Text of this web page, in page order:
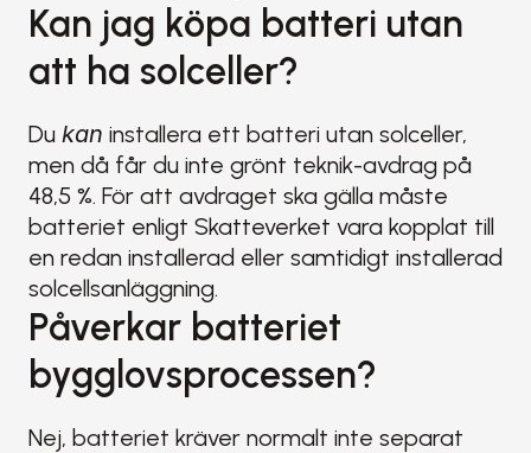
Kan jag köpa batteri utan
att ha solceller?
Du kan installera ett batteri utan solceller,
men då får du inte grönt teknik-avdrag på
48,5 %. För att avdraget ska gälla måste
batteriet enligt Skatteverket vara kopplat till
en redan installerad eller samtidigt installerad
solcellsanläggning.
Påverkar batteriet
bygglovsprocessen?
Nej, batteriet kräver normalt inte separat